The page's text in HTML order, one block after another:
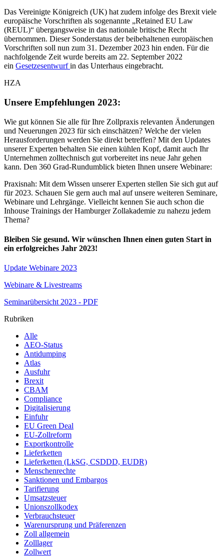
Das Vereinigte Königreich (UK) hat zudem infolge des Brexit viele
europäische Vorschriften als sogenannte „Retained EU Law
(REUL)“ übergangsweise in das nationale britische Recht
übernommen. Dieser Sonderstatus der beibehaltenen europäischen
Vorschriften soll nun zum 31. Dezember 2023 hin enden. Für die
nachfolgende Zeit wurde bereits am 22. September 2022
ein Gesetzesentwurfin das Unterhaus eingebracht.
HZA
Unsere Empfehlungen 2023:
Wie gut können Sie alle für Ihre Zollpraxis relevanten Änderungen
und Neuerungen 2023 für sich einschätzen? Welche der vielen
Herausforderungen werden Sie direkt betreffen? Mit den Updates
unserer Experten behalten Sie einen kühlen Kopf, damit auch Ihr
Unternehmen zolltechnisch gut vorbereitet ins neue Jahr gehen
kann. Den 360 Grad-Rundumblick bieten Ihnen unsere Webinare:
Praxisnah: Mit dem Wissen unserer Experten stellen Sie sich gut auf
für 2023. Schauen Sie gern auch mal auf unsere weiteren Seminare,
Webinare und Lehrgänge. Vielleicht kennen Sie auch schon die
Inhouse Trainings der Hamburger Zollakademie zu nahezu jedem
Thema?
Bleiben Sie gesund. Wir wünschen Ihnen einen guten Start in
ein erfolgreiches Jahr 2023!
Update Webinare 2023
Webinare & Livestreams
Seminarübersicht 2023 - PDF
Rubriken
Alle
AEO-Status
Antidumping
Atlas
Ausfuhr
Brexit
CBAM
Compliance
Digitalisierung
Einfuhr
EU Green Deal
EU-Zollreform
Exportkontrolle
Lieferketten
Lieferketten (LkSG, CSDDD, EUDR)
Menschenrechte
Sanktionen und Embargos
Tarifierung
Umsatzsteuer
Unionszollkodex
Verbrauchsteuer
Warenursprung und Präferenzen
Zoll allgemein
Zolllager
Zollwert